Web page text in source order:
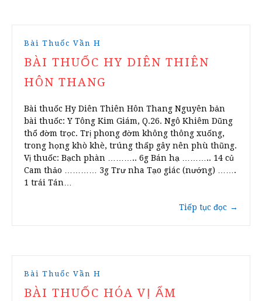
Bài Thuốc Vần H
BÀI THUỐC HY DIÊN THIÊN
HÔN THANG
Bài thuốc Hy Diên Thiên Hôn Thang Nguyên bản
bài thuốc: Y Tông Kim Giám, Q.26. Ngô Khiêm Dũng
thổ đờm trọc. Trị phong đờm không thông xuống,
trong họng khò khè, trúng thấp gây nên phù thũng.
Vị thuốc: Bạch phàn ……….. 6g Bán hạ ……….. 14 củ
Cam thảo ………… 3g Trư nha Tạo giác (nướng) …….
1 trái Tán…
Tiếp tục đọc →
Bài Thuốc Vần H
BÀI THUỐC HÓA VỊ ẨM